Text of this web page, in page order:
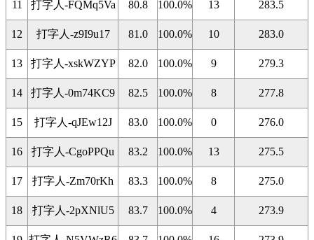
11 打字人-FQMq5Va 80.8 100.0% 13 283.5
12 打字人-z9I9u17 81.0 100.0% 10 283.0
13 打字人-xskWZYP 82.0 100.0% 9 279.3
14 打字人-0m74KC9 82.5 100.0% 8 277.8
15 打字人-qJEw12J 83.0 100.0% 0 276.0
16 打字人-CgoPPQu 83.2 100.0% 13 275.5
17 打字人-Zm70rKh 83.3 100.0% 8 275.0
18 打字人-2pXNlU5 83.7 100.0% 4 273.9